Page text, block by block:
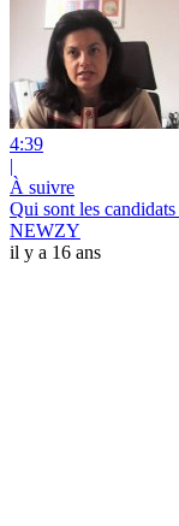
4:39
|
À suivre
Qui sont les
NEWZY
il y a 16 ans